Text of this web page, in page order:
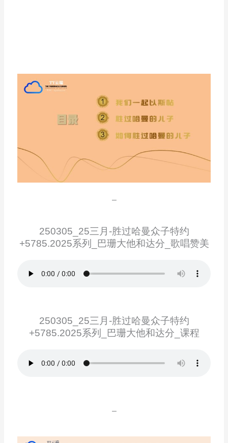
–
250305_25三月-胜过哈曼众子特约
+5785.2025系列_巴珊大他和达分_歌唱赞美
250305_25三月-胜过哈曼众子特约
+5785.2025系列_巴珊大他和达分_课程
–